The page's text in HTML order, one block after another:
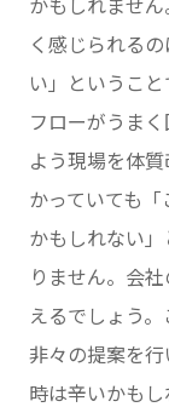
かもしれませ
く感じられる
い」というこ
フローがうま
よう現場を体
かっていても
かもしれない
りません。会
えるでしょう
非々の提案を
時は辛いかも